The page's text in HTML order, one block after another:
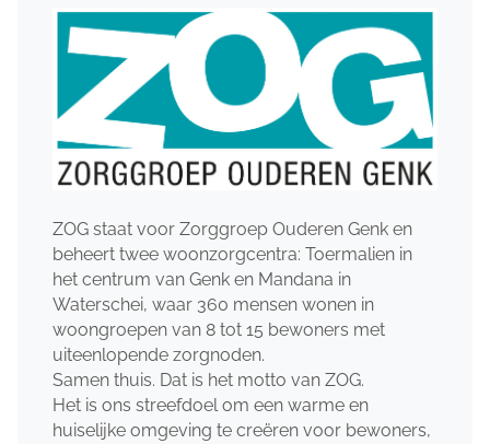
ZOG staat voor Zorggroep Ouderen Genk en
beheert twee woonzorgcentra: Toermalien in
het centrum van Genk en Mandana in
Waterschei, waar 360 mensen wonen in
woongroepen van 8 tot 15 bewoners met
uiteenlopende zorgnoden.
Samen thuis. Dat is het motto van ZOG.
Het is ons streefdoel om een warme en
huiselijke omgeving te creëren voor bewoners,